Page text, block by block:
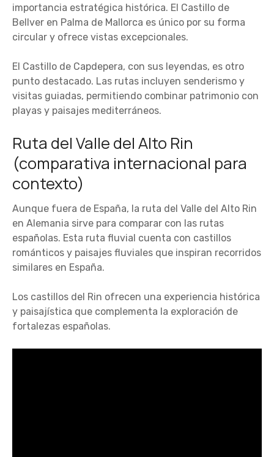
importancia estratégica histórica. El Castillo de
Bellver en Palma de Mallorca es único por su forma
circular y ofrece vistas excepcionales.
El Castillo de Capdepera, con sus leyendas, es otro
punto destacado. Las rutas incluyen senderismo y
visitas guiadas, permitiendo combinar patrimonio con
playas y paisajes mediterráneos.
Ruta del Valle del Alto Rin
(comparativa internacional para
contexto)
Aunque fuera de España, la ruta del Valle del Alto Rin
en Alemania sirve para comparar con las rutas
españolas. Esta ruta fluvial cuenta con castillos
románticos y paisajes fluviales que inspiran recorridos
similares en España.
Los castillos del Rin ofrecen una experiencia histórica
y paisajística que complementa la exploración de
fortalezas españolas.